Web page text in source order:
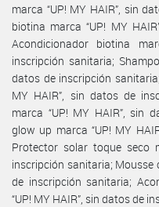
marca “UP! MY HAIR”, sin
biotina marca “UP! MY
Acondicionador biotina
inscripción sanitaria;
datos de inscripción
MY HAIR”, sin datos de
marca “UP! MY HAIR”, sin
glow up marca “UP! MY
Protector solar toque seco
inscripción sanitaria; Mousse
de inscripción sanitaria;
“UP! MY HAIR”, sin datos de